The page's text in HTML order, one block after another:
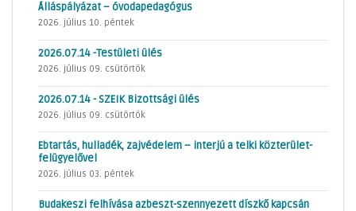
Álláspályázat – óvodapedagógus
2026. július 10. péntek
2026.07.14 -Testületi ülés
2026. július 09. csütörtök
2026.07.14 - SZEIK Bizottsági ülés
2026. július 09. csütörtök
Ebtartás, hulladék, zajvédelem – interjú a telki közterület-
felügyelővel
2026. július 03. péntek
Budakeszi felhívása azbeszt-szennyezett díszkő kapcsán